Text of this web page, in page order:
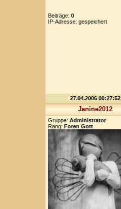
Beiträge: 0
IP-Adresse: gespeichert
27.04.2006 00:27:52
Janine2012
Gruppe: Administrator
Rang: Foren Gott